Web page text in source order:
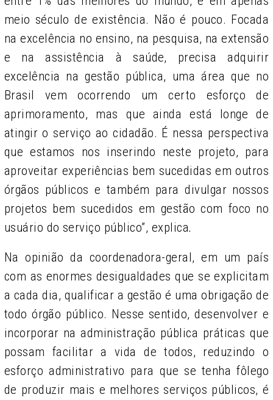
meio século de existência. Não é pouco. Focada
na excelência no ensino, na pesquisa, na extensão
e na assistência à saúde, precisa adquirir
excelência na gestão pública, uma área que no
Brasil vem ocorrendo um certo esforço de
aprimoramento, mas que ainda está longe de
atingir o serviço ao cidadão. É nessa perspectiva
que estamos nos inserindo neste projeto, para
aproveitar experiências bem sucedidas em outros
órgãos públicos e também para divulgar nossos
projetos bem sucedidos em gestão com foco no
usuário do serviço público”, explica.
Na opinião da coordenadora-geral, em um país
com as enormes desigualdades que se explicitam
a cada dia, qualificar a gestão é uma obrigação de
todo órgão público. Nesse sentido, desenvolver e
incorporar na administração pública práticas que
possam facilitar a vida de todos, reduzindo o
esforço administrativo para que se tenhafôlego
de produzir mais e melhores serviços públicos, é